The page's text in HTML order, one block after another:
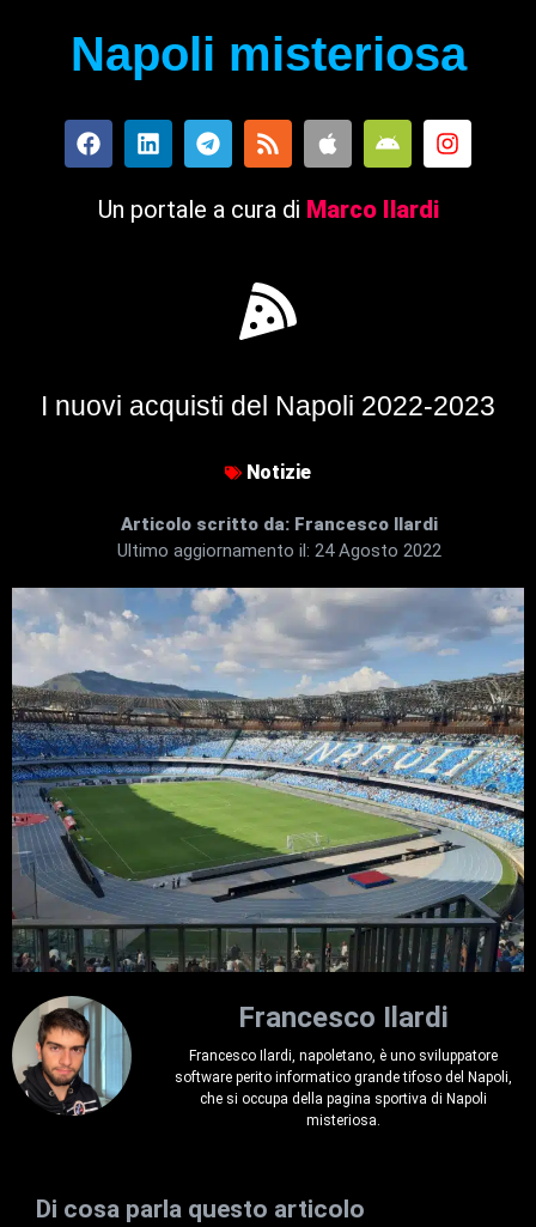
Napoli misteriosa
Un portale a cura di Marco Ilardi
I nuovi acquisti del Napoli 2022-2023
Notizie
Articolo scritto da: Francesco Ilardi
Ultimo aggiornamento il: 24 Agosto 2022
Francesco Ilardi
Francesco Ilardi, napoletano, è uno sviluppatore
software perito informatico grande tifoso del Napoli,
che si occupa della pagina sportiva di Napoli
misteriosa.
Di cosa parla questo articolo